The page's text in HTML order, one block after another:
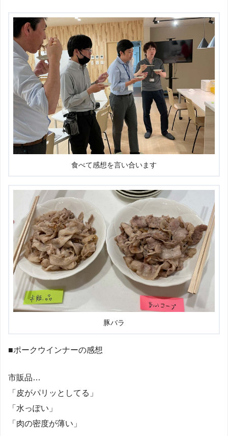
食べて感想を言い合います
豚バラ
■ポークウインナーの感想
市販品…
「皮がパリッとしてる」
「水っぽい」
「肉の密度が薄い」